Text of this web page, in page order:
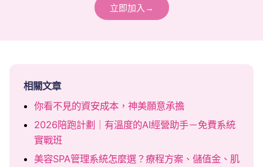
立即加入→
相關文章
你看不見的資安成本，神美願意承擔
2026陪跑計劃｜有溫度的AI經營助手－免費系統
實戰班
美容SPA管理系統怎麼選？療程方案、儲值金、肌